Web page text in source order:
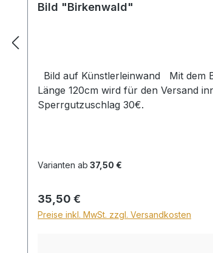
Bild "Birkenwald"
Bild auf Künstlerleinwand Mit dem Bibelvers: Alle meine Wege liegen offen vor Dir. Ps. 119,168 Beim Versand von Bildern ab dem Format Breite 60 und/oder
Länge 120cm wird für den Versand
Sperrgutzuschlag 30€.
Varianten ab 37,50 €
Regulärer Preis:
35,50 €
Preise inkl. MwSt. zzgl. Versandkosten